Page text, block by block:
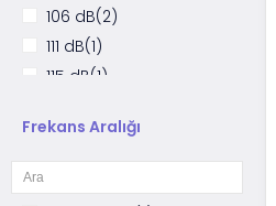
106 dB(2)
111 dB(1)
115 dB(1)
124 dB(1)
126 dB(1)
105 dB(1)
Frekans Aralığı